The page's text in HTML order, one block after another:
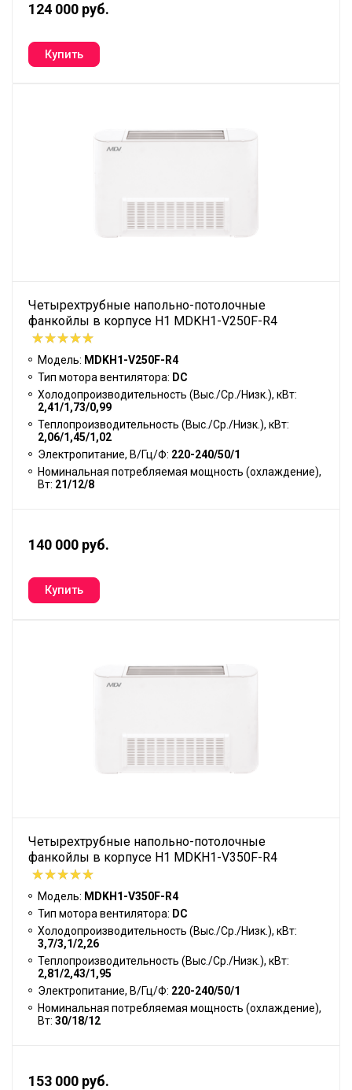
124 000 руб.
Четырехтрубные напольно-потолочные
фанкойлы в корпусе H1 MDKH1-V250F-R4
Модель: MDKH1-V250F-R4
Тип мотора вентилятора: DC
Холодопроизводительность (Выс./Ср./Низк.), кВт:
2,41/1,73/0,99
Теплопроизводительность (Выс./Ср./Низк.), кВт:
2,06/1,45/1,02
Электропитание, В/Гц/Ф: 220-240/50/1
Номинальная потребляемая мощность (охлаждение),
Вт: 21/12/8
140 000 руб.
Четырехтрубные напольно-потолочные
фанкойлы в корпусе H1 MDKH1-V350F-R4
Модель: MDKH1-V350F-R4
Тип мотора вентилятора: DC
Холодопроизводительность (Выс./Ср./Низк.), кВт:
3,7/3,1/2,26
Теплопроизводительность (Выс./Ср./Низк.), кВт:
2,81/2,43/1,95
Электропитание, В/Гц/Ф: 220-240/50/1
Номинальная потребляемая мощность (охлаждение),
Вт: 30/18/12
153 000 руб.